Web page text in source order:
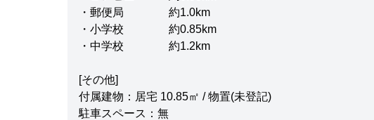
・郵便局 約1.0km
・小学校 約0.85km
・中学校 約1.2km
[その他]
付属建物：居宅 10.85㎡ / 物置(未登記)
駐車スペース：無